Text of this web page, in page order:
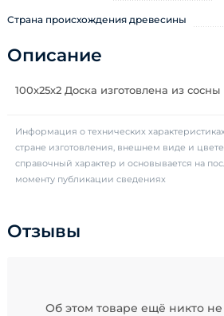
Страна происхождения древесины
Описание
100х25х2 Доска изготовлена из сосны
Информация о технических
стране изготовления, внешнем виде и
справочный характер и основывается на
моменту публикации сведениях
Отзывы
Об этом товаре ещё никто не